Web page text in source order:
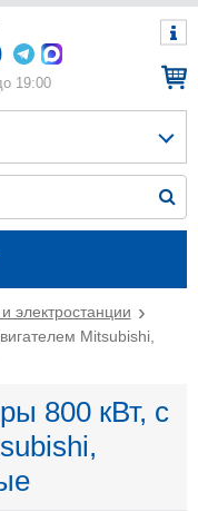
19:00
электростанции
Mitsubishi,
800 кВт, с